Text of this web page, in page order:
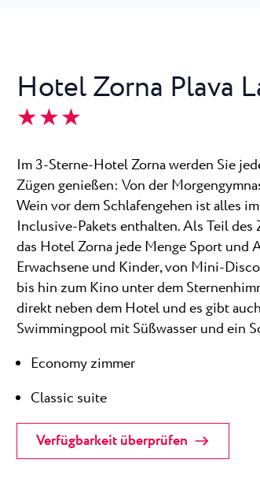
Hotel Zorna Plava
★ ★ ★
Im 3-Sterne-Hotel Zorna werden Sie
Zügen genießen: Von der
Wein vor dem Schlafengehen ist alles
Inclusive-Pakets enthalten. Als Teil des
das Hotel Zorna jede Menge Sport und
Erwachsene und Kinder, von Mini-
bis hin zum Kino unter dem
direkt neben dem Hotel und es gibt
Swimmingpool mit Süßwasser und ein
Economy zimmer
Classic suite
Verfügbarkeit überprüfen